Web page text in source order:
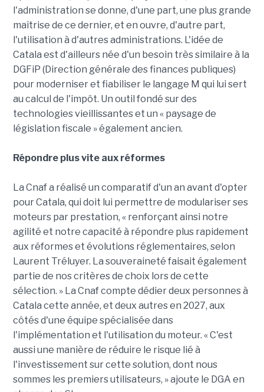
l'administration se donne, d'une part, une plus grande
maîtrise de ce dernier, et en ouvre, d'autre part,
l'utilisation à d'autres administrations. L'idée de
Catala est d'ailleurs née d'un besoin très similaire à la
DGFiP (Direction générale des finances publiques)
pour moderniser et fiabiliser le langage M qui lui sert
au calcul de l'impôt. Un outil fondé sur des
technologies vieillissantes et un « paysage de
législation fiscale » également ancien.
Répondre plus vite aux réformes
La Cnaf a réalisé un comparatif d'un an avant d'opter
pour Catala, qui doit lui permettre de modulariser ses
moteurs par prestation, « renforçant ainsi notre
agilité et notre capacité à répondre plus rapidement
aux réformes et évolutions réglementaires, selon
Laurent Tréluyer. La souveraineté faisait également
partie de nos critères de choix lors de cette
sélection. » La Cnaf compte dédier deux personnes à
Catala cette année, et deux autres en 2027, aux
côtés d'une équipe spécialisée dans
l'implémentation et l'utilisation du moteur. « C'est
aussi une manière de réduire le risque lié à
l'investissement sur cette solution, dont nous
sommes les premiers utilisateurs, » ajoute le DGA en